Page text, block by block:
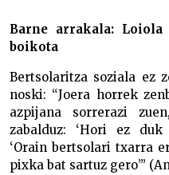
Barne arrakala:
boikota
Bertsolaritza soziala ez
noski: “Joera horrek
azpijana sorrerazi
zabalduz: ‘Hori ez duk
‘Orain bertsolari txarra
pixka bat sartuz gero’”